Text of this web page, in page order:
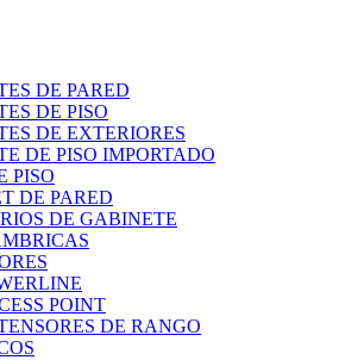
DE PARED
DE PISO
DE EXTERIORES
DE PISO IMPORTADO
PISO
DE PARED
DE GABINETE
POINT
DE RANGO